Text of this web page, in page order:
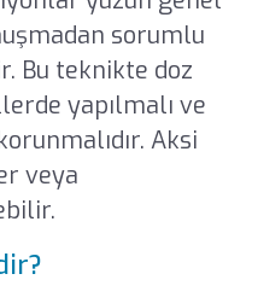
sorumlu
Bu teknikte doz
yapılmalı ve
Aksi
veya